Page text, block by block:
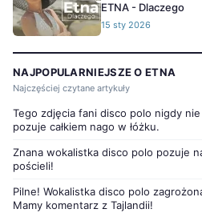
ETNA - Dlaczego
15 sty 2026
NAJPOPULARNIEJSZE O ETNA
Najczęściej czytane artykuły
Tego zdjęcia fani disco polo nigdy
pozuje całkiem nago w łóżku.
Znana wokalistka disco polo pozuje
pościeli!
Pilne! Wokalistka disco polo
Mamy komentarz z Tajlandii!